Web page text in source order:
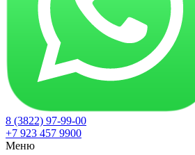
8 (3822) 97-99-00
+7 923 457 9900
Меню